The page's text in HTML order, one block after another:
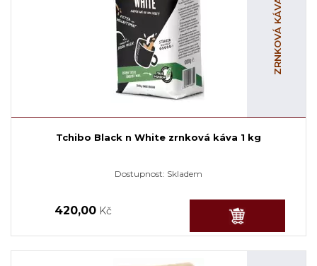
Tchibo Black n White zrnková káva 1 kg
Dostupnost: Skladem
420,00 Kč